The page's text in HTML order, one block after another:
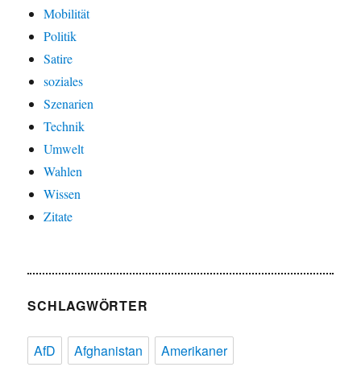
Mobilität
Politik
Satire
soziales
Szenarien
Technik
Umwelt
Wahlen
Wissen
Zitate
SCHLAGWÖRTER
AfD Afghanistan
Amerikaner